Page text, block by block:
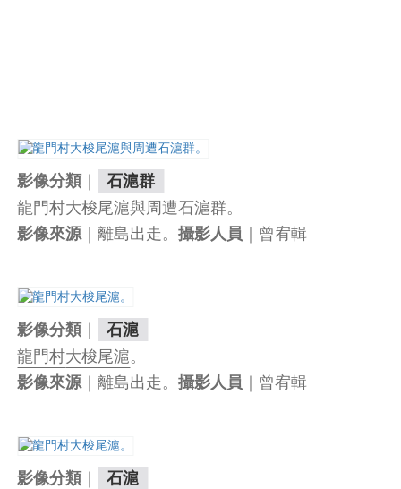
影像分類｜ 石滬群
龍門村大梭尾滬與周遭石滬群。
影像來源｜離島出走。攝影人員 ｜曾宥輯
影像分類｜ 石滬
龍門村大梭尾滬。
影像來源｜離島出走。攝影人員 ｜曾宥輯
影像分類｜ 石滬